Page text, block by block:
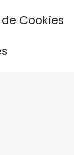
Cookies